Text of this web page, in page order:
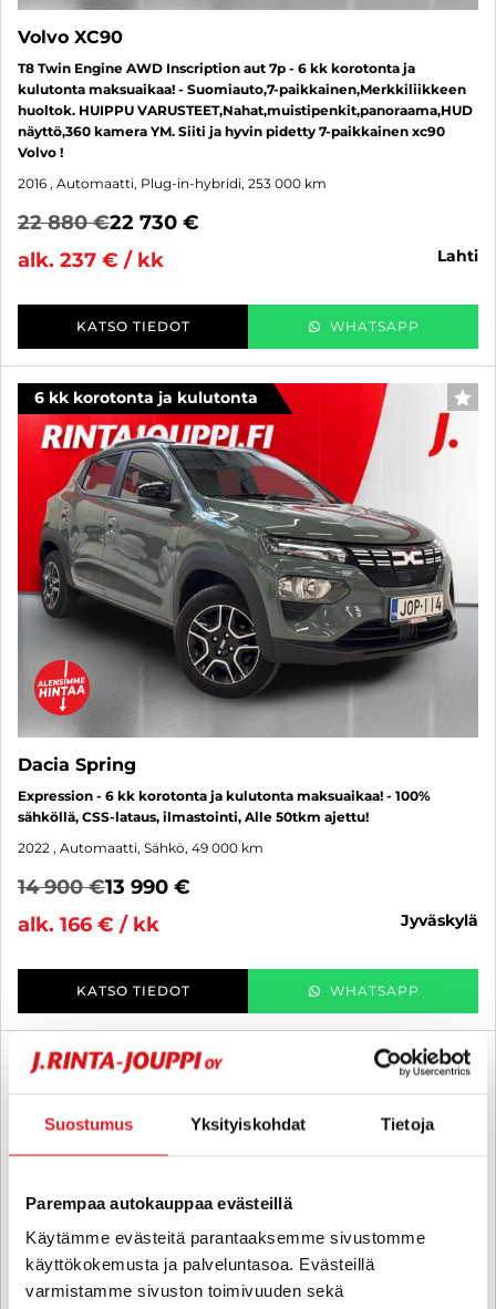
Suostumus Yksityiskohdat Tietoja
Parempaa autokauppaa evästeillä
Käytämme evästeitä parantaaksemme sivustomme
käyttökokemusta ja palveluntasoa. Evästeillä
varmistamme sivuston toimivuuden sekä
Volvo XC90
T8 Twin Engine AWD Inscription aut 7p - 6 kk korotonta ja
kulutonta maksuaikaa! - Suomiauto,7-paikkainen,Merkkiliikkeen
huoltok. HUIPPU VARUSTEET,Nahat,muistipenkit,panoraama,HUD
näyttö,360 kamera YM. Siiti ja hyvin pidetty 7-paikkainen xc90
Volvo !
2016 , Automaatti, Plug-in-hybridi, 253 000 km
22 880 €22 730 €
alk. 237 € / kk
lahti
KATSO TIEDOT WHATSAPP
6 kk korotonta ja kulutonta
Dacia Spring
Expression - 6 kk korotonta ja kulutonta maksuaikaa! - 100%
sähköllä, CSS-lataus, ilmastointi, Alle 50tkm ajettu!
2022 , Automaatti, Sähkö, 49 000 km
14 900 €13 990 €
alk. 166 € / kk
jyväskylä
KATSO TIEDOT WHATSAPP
6 kk korotonta ja kulutonta